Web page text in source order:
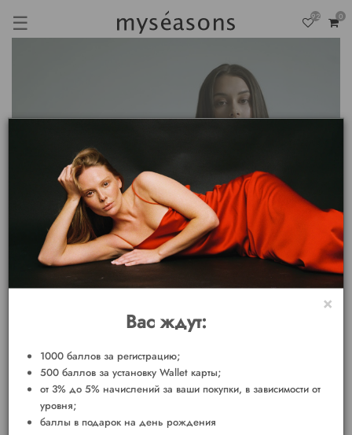
☰ 92 0
×
Вас ждут:
1000 баллов за регистрацию;
500 баллов за установку Wallet карты;
от 3% до 5% начислений за ваши покупки, в зависимости от
уровня;
баллы в подарок на день рождения